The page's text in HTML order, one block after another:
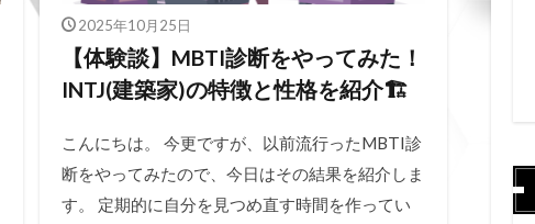
2025年10月25日
【体験談】MBTI診断をやってみた！
INTJ(建築家)の特徴と性格を紹介🏗️
こんにちは。 今更ですが、以前流行ったMBTI診
断をやってみたので、今日はその結果を紹介しま
す。 定期的に自分を見つめ直す時間を作ってい